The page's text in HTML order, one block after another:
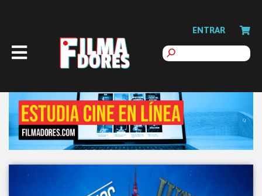
ENTRAR